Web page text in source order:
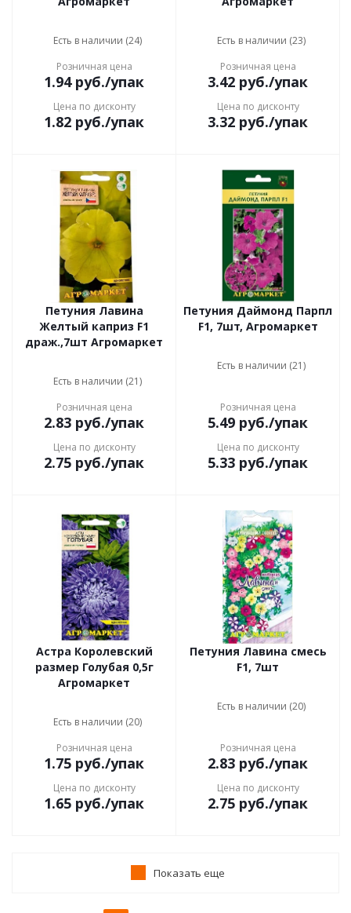
Есть в наличии (24)
Розничная цена
1.94руб./упак
Цена по дисконту
1.82 руб./упак
Есть в наличии (23)
Розничная цена
3.42 руб./упак
Цена по дисконту
3.32 руб./упак
Петуния Лавина
Желтый каприз F1
драж.,7шт Агромаркет
Есть в наличии (21)
Розничная цена
2.83 руб./упак
Цена по дисконту
2.75 руб./упак
Петуния Даймонд Парпл
F1, 7шт, Агромаркет
Есть в наличии (21)
Розничная цена
5.49 руб./упак
Цена по дисконту
5.33 руб./упак
Астра Королевский
размер Голубая 0,5г
Агромаркет
Есть в наличии (20)
Розничная цена
1.75 руб./упак
Цена по дисконту
1.65 руб./упак
Петуния Лавина смесь
F1, 7шт
Есть в наличии (20)
Розничная цена
2.83 руб./упак
Цена по дисконту
2.75 руб./упак
Показать еще